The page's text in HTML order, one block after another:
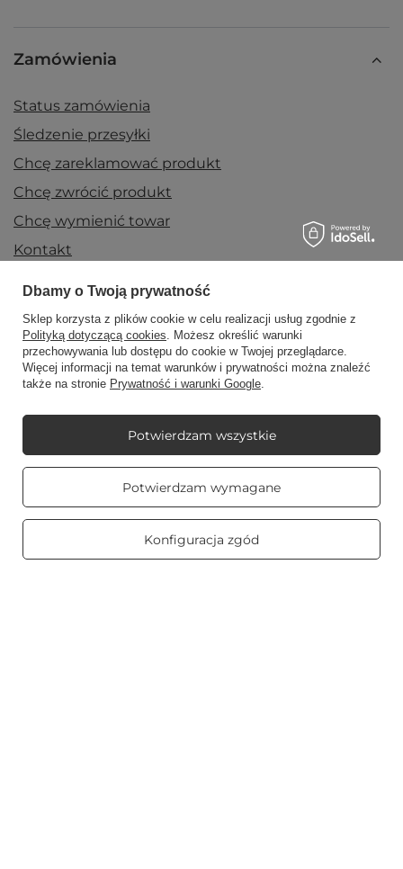
Zamówienia
Status zamówienia
Śledzenie przesyłki
Chcę zareklamować produkt
Chcę zwrócić produkt
Chcę wymienić towar
Kontakt
Konto
Regulaminy
Mój Candle World
Informacje
Dbamy o Twoją prywatność
Sklep korzysta z plików cookie w celu realizacji usług zgodnie z
Polityką dotyczącą cookies. Możesz określić warunki
przechowywania lub dostępu do cookie w Twojej przeglądarce.
Więcej informacji na temat warunków i prywatności można znaleźć
także na stronie Prywatność i warunki Google.
Potwierdzam wymagane
Konfiguracja zgód
Potwierdzam wszystkie